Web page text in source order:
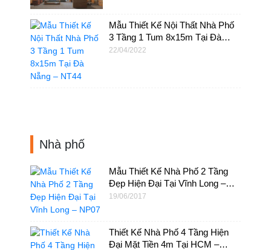
Mẫu Thiết Kế Nội Thất Nhà Phố
3 Tầng 1 Tum 8x15m Tại Đà
Nẵng – NT44
22/04/2022
Nhà phố
Mẫu Thiết Kế Nhà Phố 2 Tầng
Đẹp Hiện Đại Tại Vĩnh Long –
NP07
19/06/2017
Thiết Kế Nhà Phố 4 Tầng Hiện
Đại Mặt Tiền 4m Tại HCM –